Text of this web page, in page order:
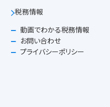
税務情報
動画でわかる税務情報
お問い合わせ
プライバシーポリシー